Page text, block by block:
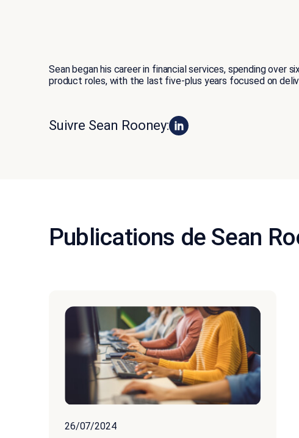
Sean began his career in financial services, spending over
product roles, with the last five-plus years focused on
Suivre Sean Rooney:
Publications de Sean
26/07/2024